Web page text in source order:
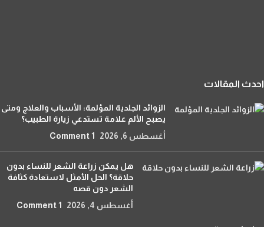
احدث المقالات
الزوائد الجلدية المؤلمة: الأسباب والعلاج ومتى
يصبح الألم علامة تستدعي زيارة الطبيب؟
أغسطس 6, 2026
1 Comment
هل يمكن زراعة الشعر للنساء بدون
حلاقة؟ الحل الأمثل لاستعادة كثافة
الشعر دون قصه
أغسطس 4, 2026
1 Comment